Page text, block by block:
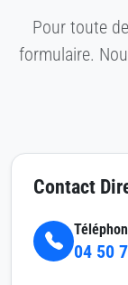
Pour toute
formulaire.
Contact
04 50